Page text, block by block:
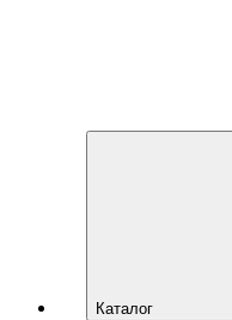
Каталог